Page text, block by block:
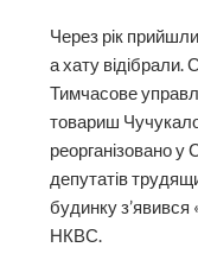
Через рік
а хату відібрали.
Тимчасове
товариш
реорганізовано у
депутатів
будинку з’явився
НКВС.